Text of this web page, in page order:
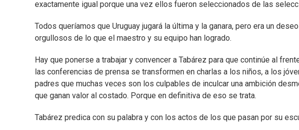
exactamente igual porque una vez ellos fueron seleccionados de las
Todos queríamos que Uruguay jugará la última y la ganara, pero era un
orgullosos de lo que el maestro y su equipo han logrado.
Hay que ponerse a trabajar y convencer a Tabárez para que continúe al
las conferencias de prensa se transformen en charlas a los niños, a los
padres que muchas veces son los culpables de inculcar una ambición
que ganan valor al costado. Porque en definitiva de eso se trata.
Tabárez predica con su palabra y con los actos de los que pasan por su